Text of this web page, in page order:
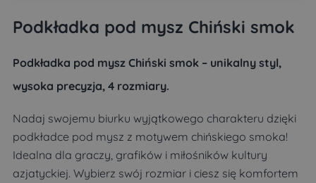
Podkładka pod mysz Chiński smok
Podkładka pod mysz Chiński smok – unikalny styl,
wysoka precyzja, 4 rozmiary.
Nadaj swojemu biurku wyjątkowego charakteru dzięki
podkładce pod mysz z motywem chińskiego smoka!
Idealna dla graczy, grafików i miłośników kultury
azjatyckiej. Wybierz swój rozmiar i ciesz się komfortem